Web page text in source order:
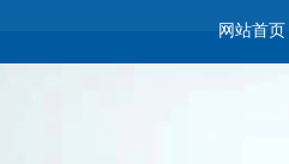
网站首页